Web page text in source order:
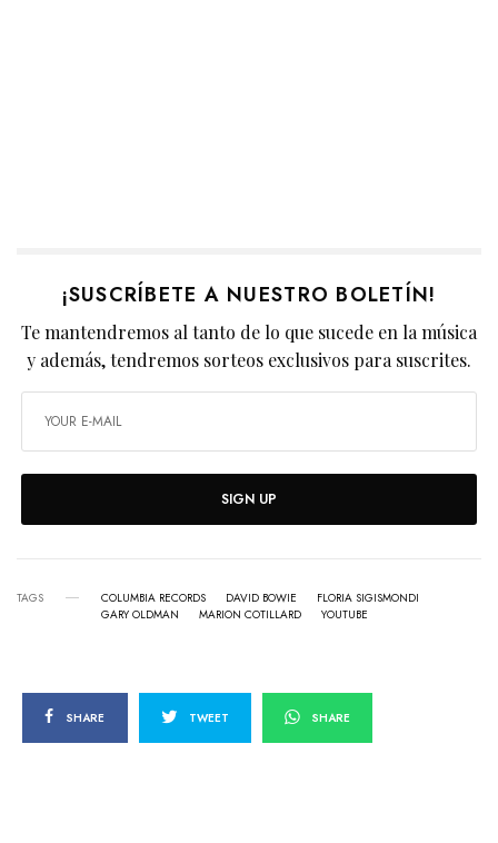
¡SUSCRÍBETE A NUESTRO BOLETÍN!
Te mantendremos al tanto de lo que sucede en la música
y además, tendremos sorteos exclusivos para suscrites.
SIGN UP
TAGS COLUMBIA RECORDS DAVID BOWIE
FLORIA SIGISMONDI
GARY OLDMAN
MARION COTILLARD YOUTUBE
SHARE TWEET SHARE